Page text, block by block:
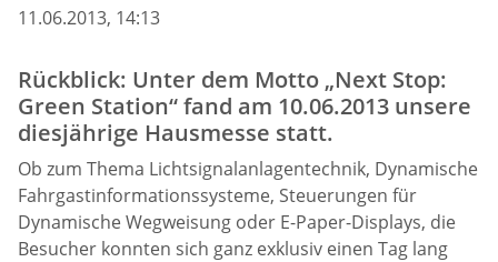
11.06.2013, 14:13
Rückblick: Unter dem Motto „Next Stop:
Green Station“ fand am 10.06.2013 unsere
diesjährige Hausmesse statt.
Ob zum Thema Lichtsignalanlagentechnik, Dynamische
Fahrgastinformationssysteme, Steuerungen für
Dynamische Wegweisung oder E-Paper-Displays, die
Besucher konnten sich ganz exklusiv einen Tag lang